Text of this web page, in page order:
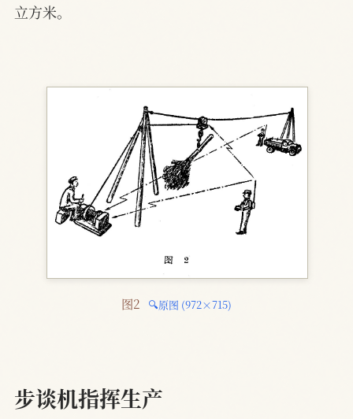
立方米。
图2 🔍原图 (972×715)
步谈机指挥生产